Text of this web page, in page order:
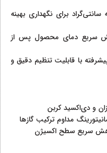
در محدوده 0 تا 4 درجه سانتی‌گراد برای نگهداری بهینه
سریع دمای محصول پس از
با قابلیت تنظیم دقیق و
و دی‌اکسید کربن
مداوم ترکیب گازها
سریع سطح اکسیژن